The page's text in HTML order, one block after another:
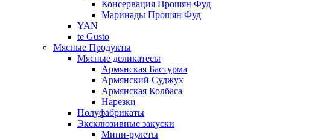
Консервация Прошян Фуд
Маринады Прошян Фуд
YAN
te Gusto
Мясные Продукты
Мясные деликатесы
Армянская Бастурма
Армянский Суджух
Армянская Колбаса
Нарезки
Полуфабрикаты
Эксклюзивные закуски
Мини-рулеты